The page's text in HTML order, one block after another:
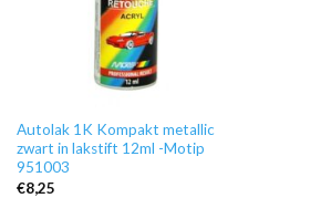
Autolak 1K Kompakt metallic
zwart in lakstift 12ml -Motip
951003
€8,25